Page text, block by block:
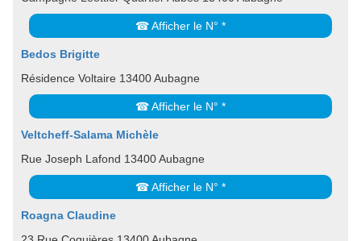
☎ Afficher le N° *
Bedos Brigitte
Résidence Voltaire 13400 Aubagne
☎ Afficher le N° *
Veltcheff-Salama Michèle
Rue Joseph Lafond 13400 Aubagne
☎ Afficher le N° *
Roagna Claudine